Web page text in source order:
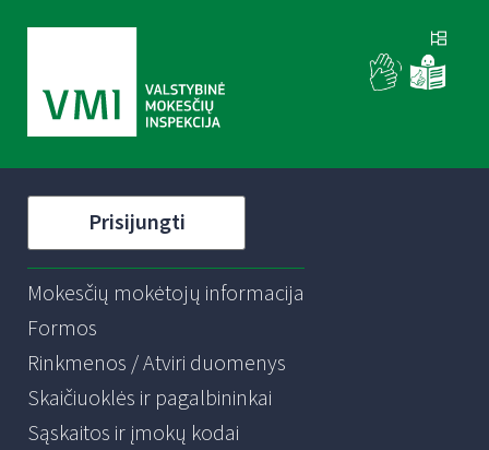
Prisijungti
Mokesčių mokėtojų informacija
Formos
Rinkmenos / Atviri duomenys
Skaičiuoklės ir pagalbininkai
Sąskaitos ir įmokų kodai